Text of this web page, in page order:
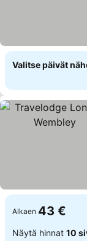
Valitse päivät
Alkaen 43 €
Näytä hinnat 10